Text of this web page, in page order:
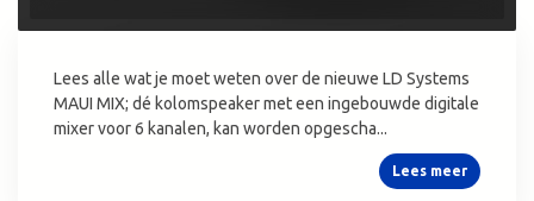
Lees alle wat je moet weten over de nieuwe LD Systems
MAUI MIX; dé kolomspeaker met een ingebouwde digitale
mixer voor 6 kanalen, kan worden opgescha...
Lees meer